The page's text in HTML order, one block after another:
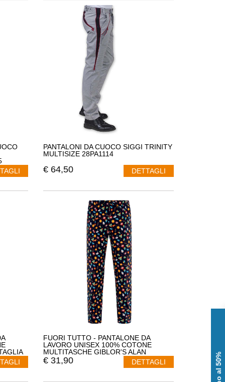
PANTALONI DA CUOCO SIGGI TRINITY
MULTISIZE 28PA1114
€ 64,50 DETTAGLI
FUORI TUTTO - PANTALONE DA
LAVORO UNISEX 100% COTONE
MULTITASCHE GIBLOR'S ALAN
CUOCO 19P08P334 COLORE NERO
TAGLIA L
€ 31,90 DETTAGLI